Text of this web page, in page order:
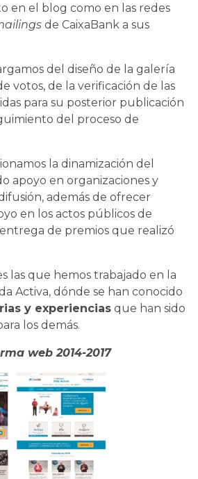
en el blog como en las redes
de CaixaBank a sus
del diseño de la galería
votos, de la verificación de las
para su posterior publicación
del proceso de
la dinamización del
apoyo en organizaciones y
además de ofrecer
en los actos públicos de
de premios que realizó
las que hemos trabajado en la
Activa, dónde se han conocido
y experiencias que han sido
los demás.
web 2014-2017